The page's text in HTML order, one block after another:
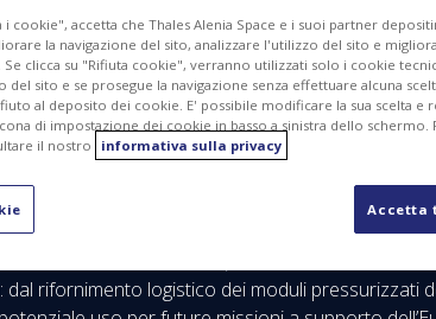
Thales (67%) e Leonardo (33%), ha
trasferimento cislunare (CLTV - Cis-Lunar
rifornimento logistico dei moduli pressurizzati
i cookie", accetta che Thales Alenia Space e i suoi partner
la navigazione del sito, analizzare l'utilizzo del sito e
clicca su "Rifiuta cookie", verranno utilizzati solo i cookie
sito e se prosegue la navigazione senza effettuare alcuna
al deposito dei cookie. E' possibile modificare la sua scelta e
di impostazione dei cookie in basso a sinistra dello schermo.
il nostro
informativa sulla privacy
Accetta